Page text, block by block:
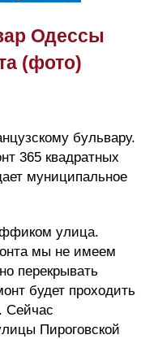
Одессы
(фото)
бульвару.
365 квадратных
муниципальное
улица.
мы не имеем
перекрывать
будет проходить
Сейчас
Пироговской